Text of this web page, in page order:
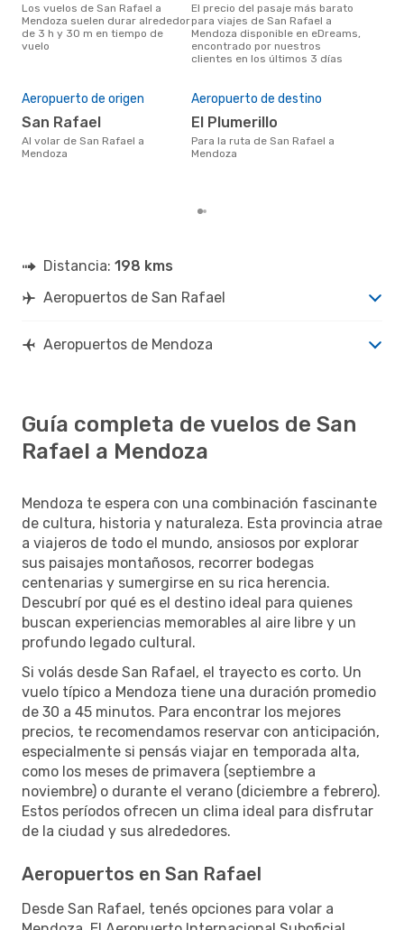
Los vuelos de San Rafael a
Mendoza suelen durar alrededor
de 3 h y 30 m en tiempo de
vuelo
El precio del pasaje más barato
para viajes de San Rafael a
Mendoza disponible en eDreams,
encontrado por nuestros
clientes en los últimos 3 días
Aeropuerto de origen
San Rafael
Al volar de San Rafael a
Mendoza
Aeropuerto de destino
El Plumerillo
Para la ruta de San Rafael a
Mendoza
Distancia: 198 kms
Aeropuertos de San Rafael
Aeropuertos de Mendoza
Guía completa de vuelos de San
Rafael a Mendoza
Mendoza te espera con una combinación fascinante
de cultura, historia y naturaleza. Esta provincia atrae
a viajeros de todo el mundo, ansiosos por explorar
sus paisajes montañosos, recorrer bodegas
centenarias y sumergirse en su rica herencia.
Descubrí por qué es el destino ideal para quienes
buscan experiencias memorables al aire libre y un
profundo legado cultural.
Si volás desde San Rafael, el trayecto es corto. Un
vuelo típico a Mendoza tiene una duración promedio
de 30 a 45 minutos. Para encontrar los mejores
precios, te recomendamos reservar con anticipación,
especialmente si pensás viajar en temporada alta,
como los meses de primavera (septiembre a
noviembre) o durante el verano (diciembre a febrero).
Estos períodos ofrecen un clima ideal para disfrutar
de la ciudad y sus alrededores.
Aeropuertos en San Rafael
Desde San Rafael, tenés opciones para volar a